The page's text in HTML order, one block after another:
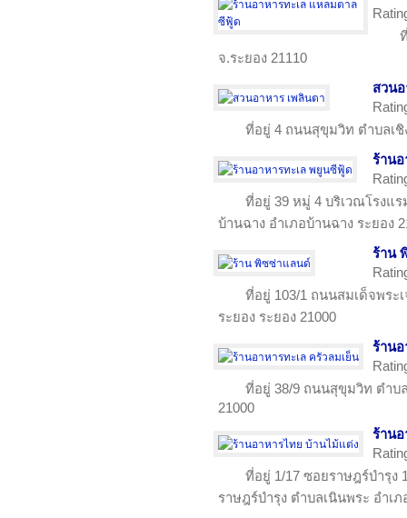
จ.ระยอง 21110
สวน
ที่อยู่ 4 ถนนสุขุมวิท ตำบลเชิ
ร้าน
ที่อยู่ 39 หมู่ 4 บริเวณโรงแ
บ้านฉาง อำเภอบ้านฉาง ระยอง
ร้าน
ที่อยู่ 103/1 ถนนสมเด็จพระ
ระยอง ระยอง 21000
ร้านอ
ที่อยู่ 38/9 ถนนสุขุมวิท ตำบล
21000
ร้าน
ที่อยู่ 1/17 ซอยราษฎร์บำรุง
ราษฎร์บำรุง ตำบลเนินพระ อำเภ